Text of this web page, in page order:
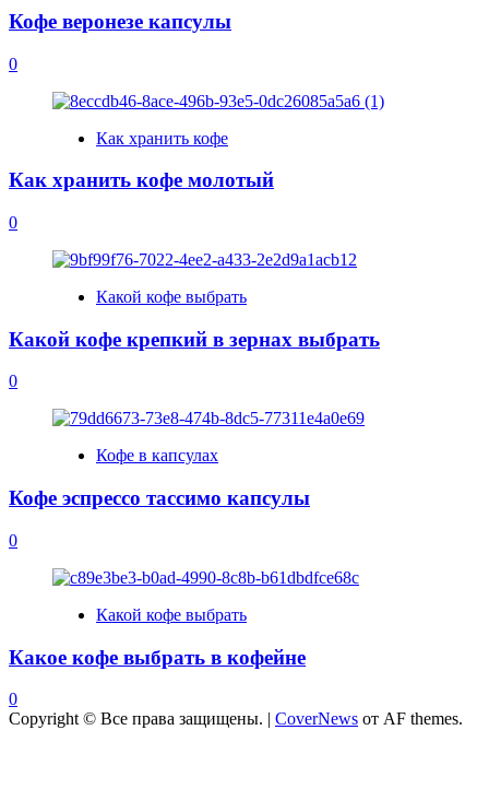
Кофе веронезе капсулы
0
Как хранить кофе
Как хранить кофе молотый
0
Какой кофе выбрать
Какой кофе крепкий в зернах выбрать
0
Кофе в капсулах
Кофе эспрессо тассимо капсулы
0
Какой кофе выбрать
Какое кофе выбрать в кофейне
0
Copyright © Все права защищены. | CoverNews от AF themes.